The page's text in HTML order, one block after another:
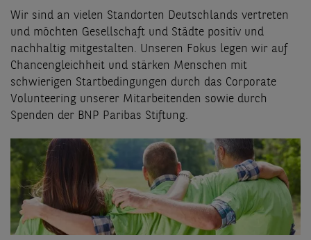
Wir sind an vielen Standorten Deutschlands vertreten
und möchten Gesellschaft und Städte positiv und
nachhaltig mitgestalten. Unseren Fokus legen wir auf
Chancengleichheit und stärken Menschen mit
schwierigen Startbedingungen durch das Corporate
Volunteering unserer Mitarbeitenden sowie durch
Spenden der BNP Paribas Stiftung.